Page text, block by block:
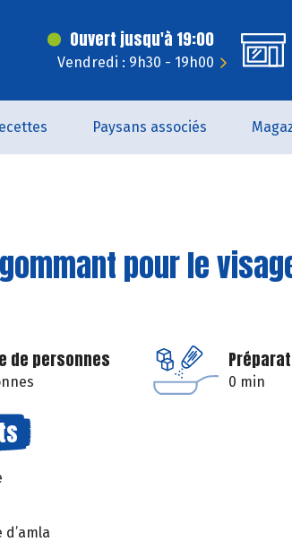
Ouvert jusqu'à 19:00
Vendredi : 9h30 - 19h00
Paysans associés
pour le
de personnes
0 min